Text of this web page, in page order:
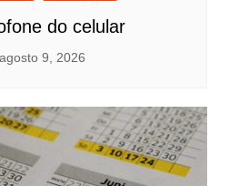
do celular
agosto 9, 2026